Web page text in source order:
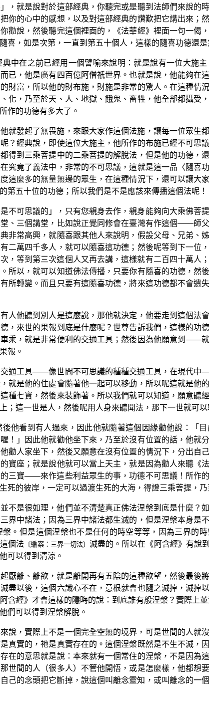
，就是說對於這部經典，你聽完或是聽到法師們來說的
你的心中的感想，以及對這部經典的讚歎把它講出來；
勸說，然後聽完這個裡面的，《法華經》裡面一句一偈
喜，如是次第，一直到第五十個人，這樣的隨喜功德還
中在之前已經用一個譬喻來說明：就是說有一位大施
已，他是廣有四百億阿僧祇世界。也就是說，他能夠在
財富，所以他的財布施，財施是非常的驚人。在這種情
化，乃至於天、人、地獄、餓鬼、畜牲，他全部都攝受
作的功德有多大了。
就發起了無畏施，來跟大家作這個法施，讓每一位眾生
？經典說，即使這位大施主，他所作的布施已經不可思
得到三乘菩提中的二乘菩提的解脫法，但是他的功德，
究竟了義法中，非常的不可思議，這就是這一品〈隨喜
這麼多的無量無邊的眾生，在這種情況下，還可以讓大
第五十位的功德；所以我們是不是應該來傳播這個法呢！
不可思議的」，只有您親身去作，親身能夠向大乘佛菩
、三個講堂，比如說正覺同修會在臺灣有作這個——師
非常高興，就隨喜跟其他人來說明，假設父母、兄弟、
二萬四千多人，就可以隨喜這功德；然後呢等到下一位
等到第三次這個人又再去講，這樣就有二百四十萬人
所以，就可以知道佛法傳播，只要你有隨喜的功德，然
所轉變。而且只要有這隨喜功德，將來這功德都不會遺
人他聽到別人是這麼說，那他就決定，他要走到這個
，來世的果報到底是什麼呢？世尊告訴我們，這樣的功
乘，就是非常便利的交通工具；然後因為他願意到——
報。
交通工具——像世間不可思議的種種交通工具，在現代
就是他的住處會隨著他一起可以移動，所以呢這就是他
種七寶，然後來裝飾著。所以我們就可以知道，願意聽
；這一世是人，然後呢用人身來聽聞法，那下一世就可
他看到有人過來，因此他就隨著這個因緣勸他說：「
！」因此他就勸他坐下來，乃至於沒有位置的話，他就
勸人家坐下，然後又願意在沒有位置的情況下，分出自
寶座；就是說他就可以當上天主，就是因為勸人來聽《
三寶——來作這些利益眾生的事，功德不可思議！所作
死的彼岸，一定可以過渡生死的大海，得證三乘菩提，
不是很如理，他們並不清楚真正佛法涅槃到底是什麼？
界中諸法；因為三界中諸法都生滅的，但是涅槃本身是
。但是這個涅槃也不是任何的時空等等，因為三界的
個法 〔編案：三界一切法〕滅盡的。所以在《阿含經》有說
可以得到清涼。
厭離、離欲，就是離開再有五陰的這種欲望，然後最
盡以後，這個六識心不在，意根就會也隨之滅掉，滅掉
含經》才會這樣的隱晦的說：到底誰有般涅槃？實際上
們可以得到涅槃解脫。
說，實際上不是一個完全空無的境界，可是世間的人就
真實的，祂是真實存在的。這個涅槃既然是不生不滅，
在的意思就是說：本來就有一個常住的涅槃，不是因為
世間的人（很多人）不管他開悟，或是怎麼樣，他都想
的念頭把它斷掉，說這個叫離念靈知，或叫離念的一